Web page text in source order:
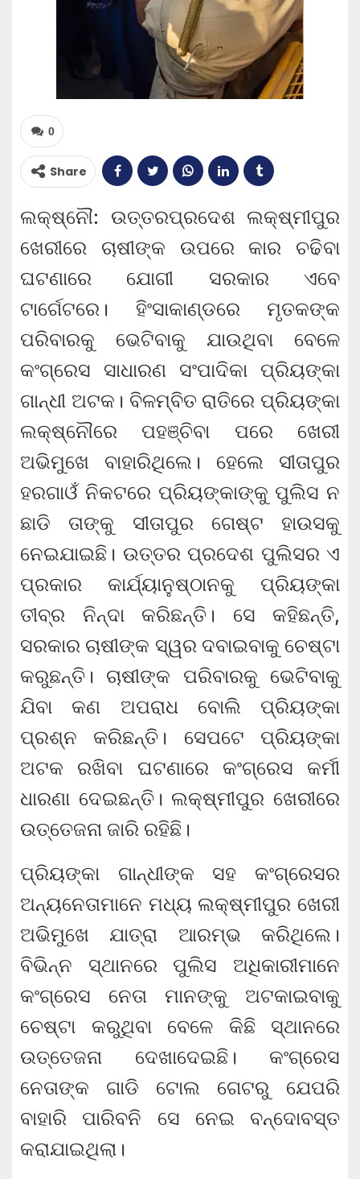
0
Share
ଲକ୍ଷ୍ନୌ: ଉତ୍ତରପ୍ରଦେଶ ଲକ୍ଷ୍ମୀପୁର
ଖେରୀରେ ଚାଷୀଙ୍କ ଉପରେ କାର ଚଢିବା
ଘଟଣାରେ ଯୋଗୀ ସରକାର ଏବେ
ଟାର୍ଗେଟରେ। ହିଂସାକାଣ୍ଡରେ ମୃତକଙ୍କ
ପରିବାରକୁ ଭେଟିବାକୁ ଯାଉଥିବା ବେଳେ
କଂଗ୍ରେସ ସାଧାରଣ ସଂପାଦିକା ପ୍ରିୟଙ୍କା
ଗାନ୍ଧୀ ଅଟକ। ବିଳମ୍ବିତ ରାତିରେ ପ୍ରିୟଙ୍କା
ଲକ୍ଷ୍ନୌରେ ପହଞ୍ଚିବା ପରେ ଖେରୀ
ଅଭିମୁଖେ ବାହାରିଥିଲେ। ହେଲେ ସୀତାପୁର
ହରଗାଓଁ ନିକଟରେ ପ୍ରିୟଙ୍କାଙ୍କୁ ପୁଲିସ ନ
ଛାଡି ତାଙ୍କୁ ସୀତାପୁର ଗେଷ୍ଟ ହାଉସକୁ
ନେଇଯାଇଛି। ଉତ୍ତର ପ୍ରଦେଶ ପୁଲିସର ଏ
ପ୍ରକାର କାର୍ଯ୍ୟାନୁଷ୍ଠାନକୁ ପ୍ରିୟଙ୍କା
ତୀବ୍ର ନିନ୍ଦା କରିଛନ୍ତି। ସେ କହିଛନ୍ତି,
ସରକାର ଚାଷୀଙ୍କ ସ୍ୱର ଦବାଇବାକୁ ଚେଷ୍ଟା
କରୁଛନ୍ତି। ଚାଷୀଙ୍କ ପରିବାରକୁ ଭେଟିବାକୁ
ଯିବା କଣ ଅପରାଧ ବୋଲି ପ୍ରିୟଙ୍କା
ପ୍ରଶ୍ନ କରିଛନ୍ତି। ସେପଟେ ପ୍ରିୟଙ୍କା
ଅଟକ ରଖିବା ଘଟଣାରେ କଂଗ୍ରେସ କର୍ମୀ
ଧାରଣା ଦେଇଛନ୍ତି। ଲକ୍ଷ୍ମୀପୁର ଖେରୀରେ
ଉତ୍ତେଜନା ଜାରି ରହିଛି।
ପ୍ରିୟଙ୍କା ଗାନ୍ଧୀଙ୍କ ସହ କଂଗ୍ରେସର
ଅନ୍ୟନେତାମାନେ ମଧ୍ୟ ଲକ୍ଷ୍ମୀପୁର ଖେରୀ
ଅଭିମୁଖେ ଯାତ୍ରା ଆରମ୍ଭ କରିଥିଲେ।
ବିଭିନ୍ନ ସ୍ଥାନରେ ପୁଲିସ ଅଧିକାରୀମାନେ
କଂଗ୍ରେସ ନେତା ମାନଙ୍କୁ ଅଟକାଇବାକୁ
ଚେଷ୍ଟା କରୁଥିବା ବେଳେ କିଛି ସ୍ଥାନରେ
ଉତ୍ତେଜନା ଦେଖାଦେଇଛି। କଂଗ୍ରେସ
ନେତାଙ୍କ ଗାଡି ଟୋଲ ଗେଟରୁ ଯେପରି
ବାହାରି ପାରିବନି ସେ ନେଇ ବନ୍ଦୋବସ୍ତ
କରାଯାଇଥିଲା।